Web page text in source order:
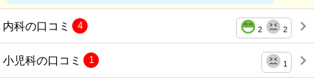
内科の口コミ 2 2
4
小児科の口コミ 1
1